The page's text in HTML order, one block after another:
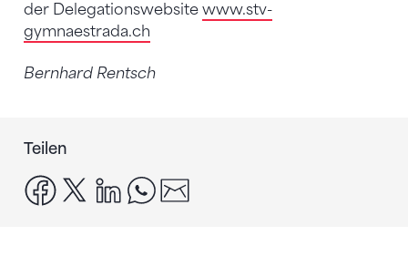
der Delegationswebsite www.stv-
gymnaestrada.ch
Bernhard Rentsch
Teilen
facebook
x linkedinwhatsapp